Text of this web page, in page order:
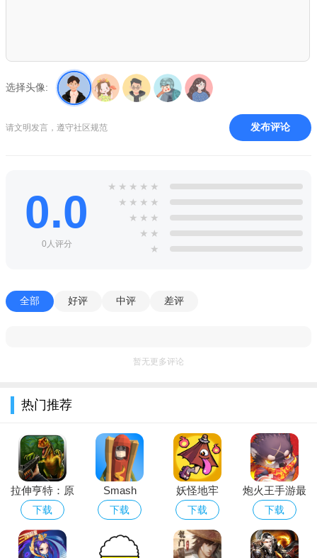
态，因为它是一个随机性，几率性很强的东西，有可能今天你收
获了三颗草莓，也有可能一天地里光长萝卜，那么这时候就得调
整好心态了，一味的刨地不是解决事情的办法，因为每一次刨地
都是一次浪费，要知道风水轮流转，否极泰来，总有一天草莓回
这是一种收益和风险并存的东西，想要常胜不败，每次都能
赚到，那就必须悉心钻研，开动脑筋，还是抱着那种靠天吃饭的
心态，一定是不行的，机会面前人人平等，你只知道在田里埋头
倒卖这东西，说实在的，只能意会不能言传，每个人都有自
最近热播的家庭生活剧《小欢喜》中，季杨杨因为不穿秋裤
与父亲产生了分歧。一直以来，秋裤都横亘在孩子与父母之间。
但不知何时，“养生”也开始在年轻人周围泛滥，或许是为了保住
日渐稀疏的头发，也可能是想缓解遮瑕都挡不住的黑眼圈尴尬。
但是看起来，早睡似乎更管用，而年轻人为什么宁愿喝枸杞、去
植发，也不愿放下手机滚去睡觉？他们称这为“朋克养生”，我也
不敢说，我也不敢问。
小编推荐同类软件
选择头像:
请文明发言，遵守社区规范 发布评论
0.0
0人评分
★ ★ ★ ★ ★
★ ★ ★ ★
★ ★ ★
★ ★
★
全部 好评 中评 差评
暂无更多评论
热门推荐
拉伸亨特：原
始的猎物
下载
Smash
Test(粉碎试验
游戏破解版)
下载
妖怪地牢
Yokai
Dungeon
下载
炮火王手游最
新安卓破解版
下载